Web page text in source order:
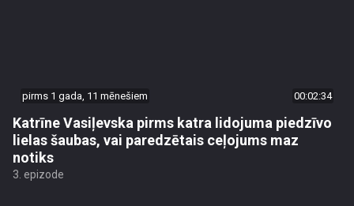
pirms 1 gada, 11 mēnešiem 00:02:34
Katrīne Vasiļevska pirms katra lidojuma piedzīvo
lielas šaubas, vai paredzētais ceļojums maz
notiks
3. epizode